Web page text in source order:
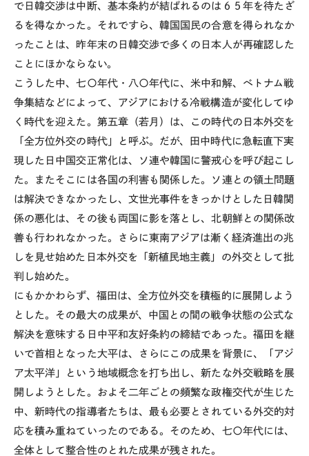
で日韓交渉は中断、基本条約が結ばれるのは６５年を待たざ
るを得なかった。それですら、韓国国民の合意を得られなか
ったことは、昨年末の日韓交渉で多くの日本人が再確認した
ことにほかならない。
こうした中、七〇年代・八〇年代に、米中和解、ベトナム戦
争集結などによって、アジアにおける冷戦構造が変化してゆ
く時代を迎えた。第五章（若月）は、この時代の日本外交を
「全方位外交の時代」と呼ぶ。だが、田中時代に急転直下実
現した日中国交正常化は、ソ連や韓国に警戒心を呼び起こし
た。またそこには各国の利害も関係した。ソ連との領土問題
は解決できなかったし、文世光事件をきっかけとした日韓関
係の悪化は、その後も両国に影を落とし、北朝鮮との関係改
善も行われなかった。さらに東南アジアは漸く経済進出の兆
しを見せ始めた日本外交を「新植民地主義」の外交として批
判し始めた。
にもかかわらず、福田は、全方位外交を積極的に展開しよう
とした。その最大の成果が、中国との間の戦争状態の公式な
解決を意味する日中平和友好条約の締結であった。福田を継
いで首相となった大平は、さらにこの成果を背景に、「アジ
ア太平洋」という地域概念を打ち出し、新たな外交戦略を展
開しようとした。およそ二年ごとの頻繁な政権交代が生じた
中、新時代の指導者たちは、最も必要とされている外交的対
応を積み重ねていったのである。そのため、七〇年代には、
全体として整合性のとれた成果が残された。